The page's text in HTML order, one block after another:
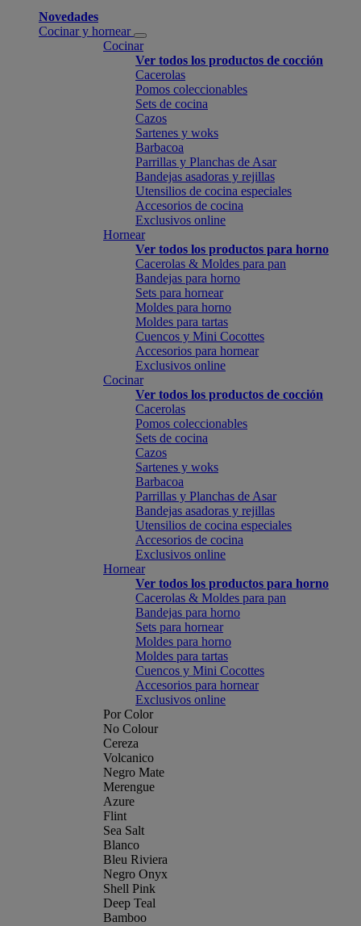
Novedades
Cocinar y hornear
Cocinar
Ver todos los productos de cocción
Cacerolas
Pomos coleccionables
Sets de cocina
Cazos
Sartenes y woks
Barbacoa
Parrillas y Planchas de Asar
Bandejas asadoras y rejillas
Utensilios de cocina especiales
Accesorios de cocina
Exclusivos online
Hornear
Ver todos los productos para horno
Cacerolas & Moldes para pan
Bandejas para horno
Sets para hornear
Moldes para horno
Moldes para tartas
Cuencos y Mini Cocottes
Accesorios para hornear
Exclusivos online
Cocinar
Ver todos los productos de cocción
Cacerolas
Pomos coleccionables
Sets de cocina
Cazos
Sartenes y woks
Barbacoa
Parrillas y Planchas de Asar
Bandejas asadoras y rejillas
Utensilios de cocina especiales
Accesorios de cocina
Exclusivos online
Hornear
Ver todos los productos para horno
Cacerolas & Moldes para pan
Bandejas para horno
Sets para hornear
Moldes para horno
Moldes para tartas
Cuencos y Mini Cocottes
Accesorios para hornear
Exclusivos online
Por Color
No Colour
Cereza
Volcanico
Negro Mate
Merengue
Azure
Flint
Sea Salt
Blanco
Bleu Riviera
Negro Onyx
Shell Pink
Deep Teal
Bamboo